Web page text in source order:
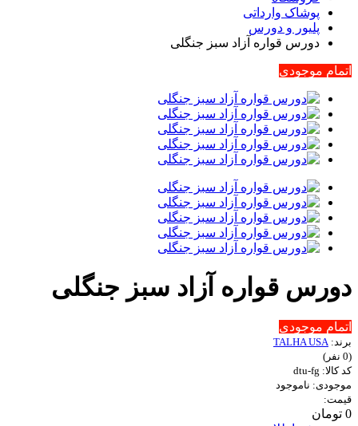
پوشاک وارداتی
پلیور و دورس
دورس قواره آزاد سبز جنگلی
اتمام موجودی
دورس قواره آزاد سبز جنگلی
اتمام موجودی
برند:TALHA USA
(0 نفر)
کد کالا: dtu-fg
موجودی: ناموجود
قیمت:
0 تومان